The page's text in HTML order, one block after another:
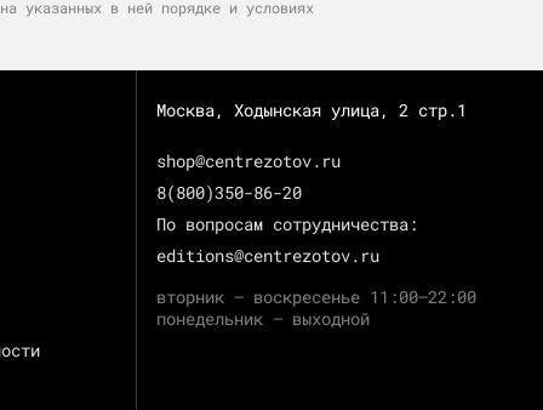
указанных в ней порядке и условиях
Москва, Ходынская улица, 2 стр.1
shop@centrezotov.ru
8(800)350-86-20
По вопросам сотрудничества:
editions@centrezotov.ru
вторник — воскресенье 11:00–22:00
понедельник — выходной